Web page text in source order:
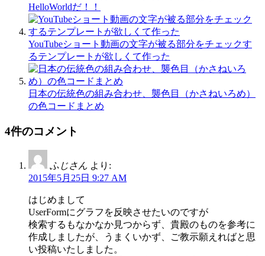
HelloWorldだ！！
YouTubeショート動画の文字が被る部分をチェックす
るテンプレートが欲しくて作った
日本の伝統色の組み合わせ、襲色目（かさねいろめ）
の色コードまとめ
4件のコメント
ふじさん より:
2015年5月25日 9:27 AM
はじめまして
UserFormにグラフを反映させたいのですが
検索するもなかなか見つからず、貴殿のものを参考に
作成しましたが、うまくいかず、ご教示願えればと思
い投稿いたしました。